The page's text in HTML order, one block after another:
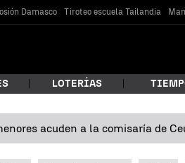
Damasco Tiroteo escuela Tailandia
LOTERÍAS
acuden a la comisaría de